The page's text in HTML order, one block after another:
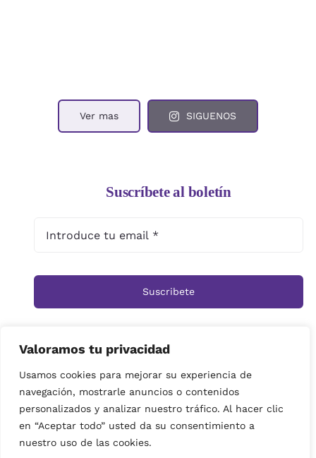
Valoramos tu privacidad
Usamos cookies para mejorar su experiencia de
navegación, mostrarle anuncios o contenidos
personalizados y analizar nuestro tráfico. Al hacer clic
en “Aceptar todo” usted da su consentimiento a
nuestro uso de las cookies.
Ver mas SIGUENOS
Suscríbete al boletín
Suscribete
Inicio Tienda Ramos Rosas
Centros
Cestas
Arreglos Funerarios
Contacto
Política de privacidad
© Copyright 2019 | imagenes propiedad de Floristeria
Miramar| Derechos reservados|